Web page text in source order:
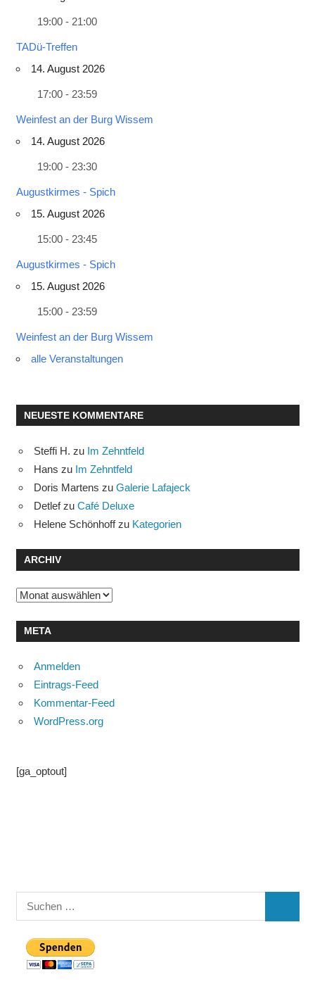
19:00 - 21:00
TADü-Treffen
14. August 2026
17:00 - 23:59
Weinfest an der Burg Wissem
14. August 2026
19:00 - 23:30
Augustkirmes - Spich
15. August 2026
15:00 - 23:45
Augustkirmes - Spich
15. August 2026
15:00 - 23:59
Weinfest an der Burg Wissem
alle Veranstaltungen
NEUESTE KOMMENTARE
Steffi H. zu Im Zehntfeld
Hans zu Im Zehntfeld
Doris Martens zu Galerie Lafajeck
Detlefzu Café Deluxe
Helene Schönhoffzu Kategorien
ARCHIV
Archiv
META
Anmelden
Eintrags-Feed
Kommentar-Feed
WordPress.org
[ga_optout]
Suchen
nach: